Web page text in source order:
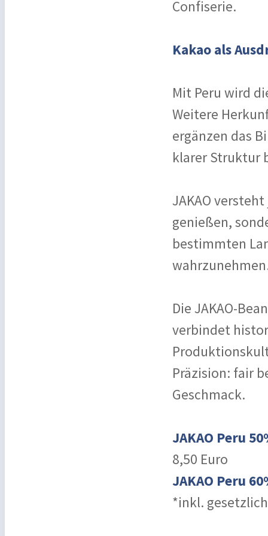
Confiserie.
Kakao als
Mit Peru wird
Weitere
ergänzen das
klarer Struktur
JAKAO
genießen,
bestimmten
Die JAKAO-
verbindet
Präzision: fair
Geschmack.
JAKAO Peru
8,50 Euro
JAKAO Peru
*inkl.